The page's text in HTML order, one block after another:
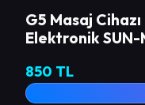
G5 Masaj
Elektronik SUN-
850 TL